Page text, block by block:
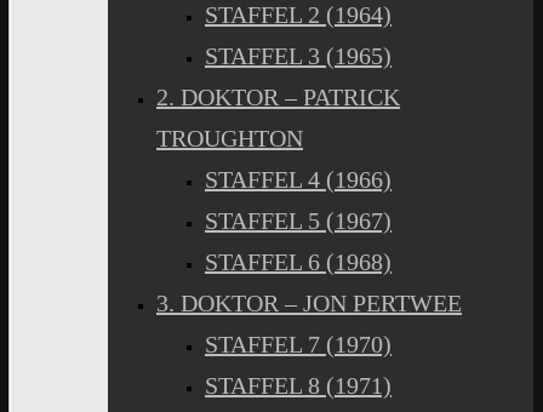
STAFFEL 2 (1964)
STAFFEL 3 (1965)
2. DOKTOR – PATRICK
TROUGHTON
STAFFEL 4 (1966)
STAFFEL 5 (1967)
STAFFEL 6 (1968)
3. DOKTOR – JON PERTWEE
STAFFEL 7 (1970)
STAFFEL 8 (1971)